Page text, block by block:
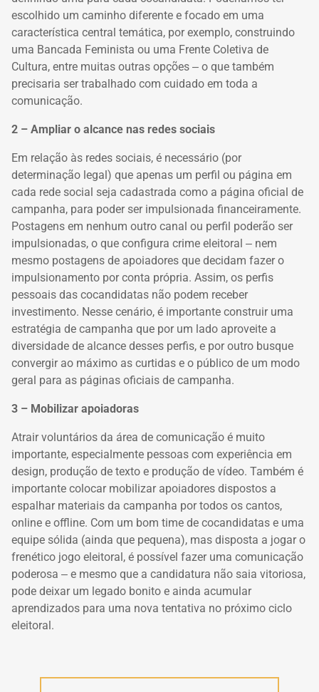
escolhido um caminho diferente e focado em uma
característica central temática, por exemplo, construindo
uma Bancada Feminista ou uma Frente Coletiva de
Cultura, entre muitas outras opções ‒ o que também
precisaria ser trabalhado com cuidado em toda a
comunicação.
2 – Ampliar o alcance nas redes sociais
Em relação às redes sociais, é necessário (por
determinação legal) que apenas um perfil ou página em
cada rede social seja cadastrada como a página oficial de
campanha, para poder ser impulsionada financeiramente.
Postagens em nenhum outro canal ou perfil poderão ser
impulsionadas, o que configura crime eleitoral ‒ nem
mesmo postagens de apoiadores que decidam fazer o
impulsionamento por conta própria. Assim, os perfis
pessoais das cocandidatas não podem receber
investimento. Nesse cenário, é importante construir uma
estratégia de campanha que por um lado aproveite a
diversidade de alcance desses perfis, e por outro busque
convergir ao máximo as curtidas e o público de um modo
geral para as páginas oficiais de campanha.
3 – Mobilizar apoiadoras
Atrair voluntários da área de comunicação é muito
importante, especialmente pessoas com experiência em
design, produção de texto e produção de vídeo. Também é
importante colocar mobilizar apoiadores dispostos a
espalhar materiais da campanha por todos os cantos,
online e offline. Com um bom time de cocandidatas e uma
equipe sólida (ainda que pequena), mas disposta a jogar o
frenético jogo eleitoral, é possível fazer uma comunicação
poderosa ‒ e mesmo que a candidatura não saia vitoriosa,
pode deixar um legado bonito e ainda acumular
aprendizados para uma nova tentativa no próximo ciclo
eleitoral.